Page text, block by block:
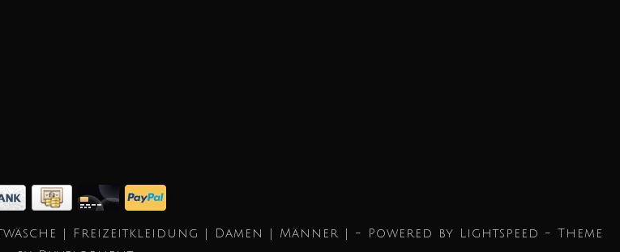
| Freizeitkleidung | Damen | Männer | - Powered by Lightspeed - Theme